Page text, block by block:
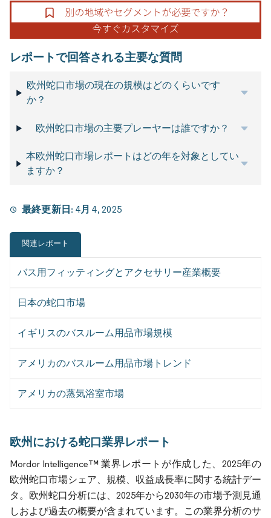
レポートで回答される主要な質問
欧州蛇口市場の現在の規模はどのくらいです
か？
欧州蛇口市場の主要プレーヤーは誰ですか？
本欧州蛇口市場レポートはどの年を対象としてい
ますか？
最終更新日: 4月 4, 2025
関連レポート
バス用フィッティングとアクセサリー産業概要
日本の蛇口市場
イギリスのバスルーム用品市場規模
アメリカのバスルーム用品市場トレンド
アメリカの蒸気浴室市場
欧州における蛇口業界レポート
Mordor Intelligence™ 業界レポートが作成した、2025年の
欧州蛇口市場シェア、規模、収益成長率に関する統計デー
タ。欧州蛇口分析には、2025年から2030年の市場予測見通
しおよび過去の概要が含まれています。この業界分析のサ